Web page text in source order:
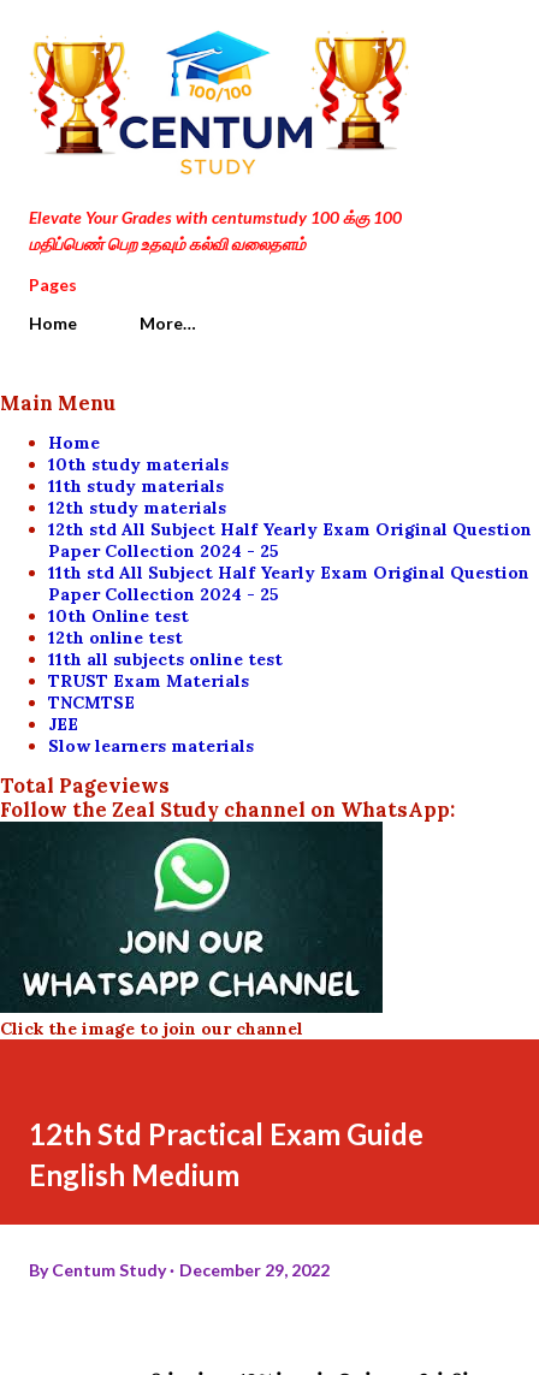
Skip to main content
Elevate Your Grades with centumstudy 100 க்கு 100
மதிப்பெண் பெற உதவும் கல்வி வலைதளம்
Pages
Home
More…
Main Menu
Home
10th study materials
11th study materials
12th study materials
12th std All Subject Half Yearly Exam Original Question
Paper Collection 2024 - 25
11th std All Subject Half Yearly Exam Original Question
Paper Collection 2024 - 25
10th Online test
12th online test
11th all subjects online test
TRUST Exam Materials
TNCMTSE
JEE
Slow learners materials
Total Pageviews
Follow the Zeal Study channel on WhatsApp:
Click the image to join our channel
12th Std Practical Exam Guide
English Medium
ByCentum Study December 29, 2022